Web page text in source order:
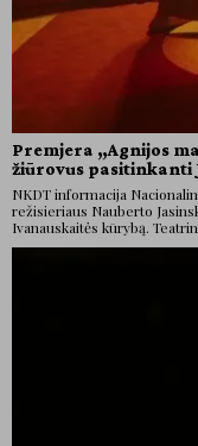
Premjera „Agnijos
žiūrovus pasitinkanti
NKDT informacija
režisieriaus Nauberto
Ivanauskaitės kūrybą.